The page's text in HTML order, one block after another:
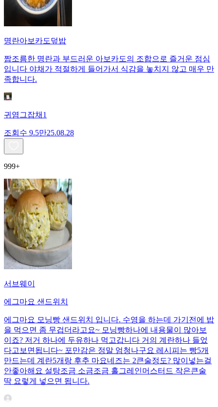
명란아보카도덮밥
짭조름한 명란과 부드러운 아보카도의 조합으로 즐거운 점심
입니다 야채가 적절하게 들어가서 식감을 놓치지 않고 매우 만
족합니다.
귀염그잡채1
조회수 9.5만25.08.28
999+
서브웨이
에그마요 샌드위치
에그마요 모닝빵 샌드위치 입니다. 수영을 하는데 가기전에 밥
을 먹으면 좀 무겁더라고요~ 모닝빵하나에 내용물이 많아보
이죠? 저거 하나에 두유하나 먹고갑니다 거의 계란하나 들었
다고보면됩니다~ 포만감은 정말 엄청나구요 레시피는 빵5개
만드는데 계란5개랑 후추 마요네즈는 2큰술정도? 많이넣는걸
안좋아해요 설탕조금 소금조금 홀그레인머스터드 작은큰술
딱 요렇게 넣으면 됩니다.